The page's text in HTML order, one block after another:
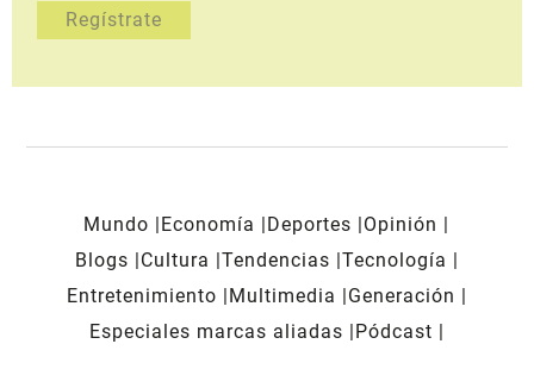
Mundo Economía Deportes
Opinión
Blogs
Cultura Tendencias Tecnología
Entretenimiento
Multimedia
Generación
Especiales marcas aliadas
Pódcast